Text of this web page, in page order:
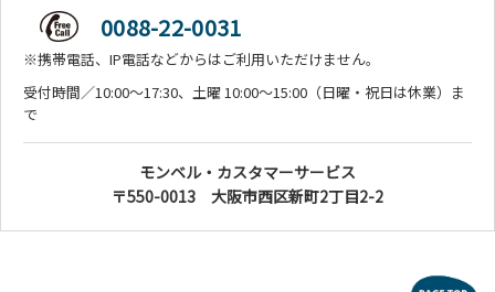
0088-22-0031
※携帯電話、IP電話などからはご利用いただけません。
受付時間／10:00～17:30、土曜 10:00～15:00（日曜・祝日は休業）ま
で
モンベル・カスタマーサービス
〒550-0013 大阪市西区新町2丁目2-2